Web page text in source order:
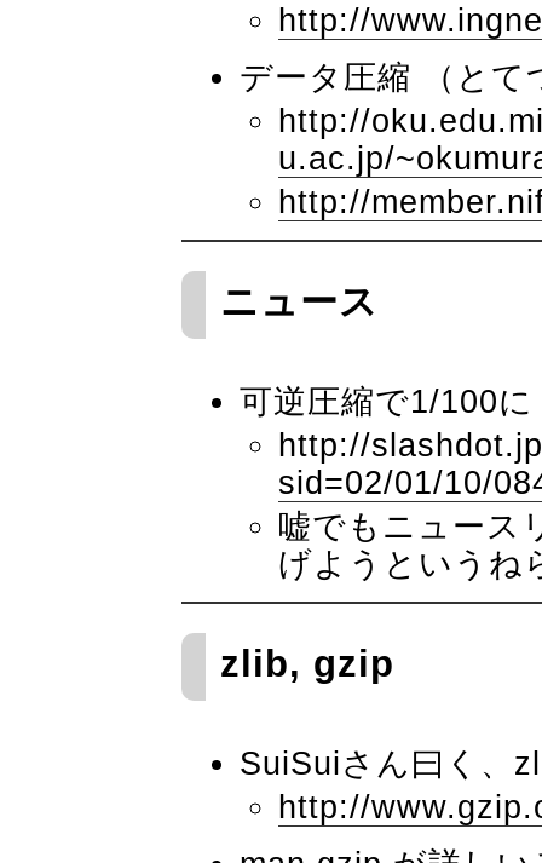
http://
データ圧縮 （とて
http://
u.ac.jp/
http://
ニュース
可逆圧縮で1/100に
http://
sid=02/01/10/
嘘でもニュース
げようというね
zlib, gzip
SuiSuiさん曰く、
http://